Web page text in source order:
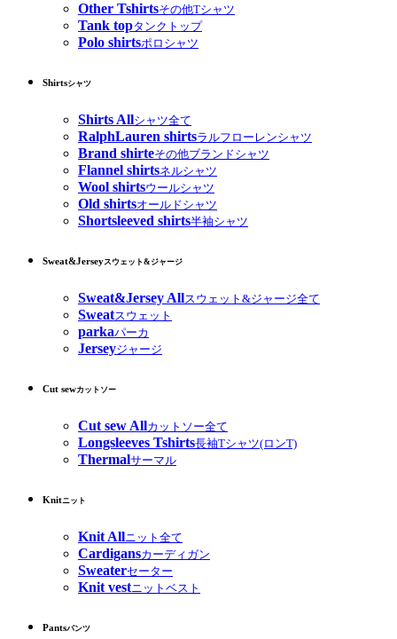
Other Tshirtsその他Tシャツ
Tank topタンクトップ
Polo shirtsポロシャツ
Shirtsシャツ
Shirts Allシャツ全て
RalphLauren shirtsラルフローレンシャツ
Brand shirteその他ブランドシャツ
Flannel shirtsネルシャツ
Wool shirtsウールシャツ
Old shirtsオールドシャツ
Shortsleeved shirts半袖シャツ
Sweat&Jerseyスウェット&ジャージ
Sweat&Jersey Allスウェット&ジャージ全て
Sweatスウェット
parkaパーカ
Jerseyジャージ
Cut sewカットソー
Cut sew Allカットソー全て
Longsleeves Tshirts長袖Tシャツ(ロンT)
Thermalサーマル
Knitニット
Knit Allニット全て
Cardigansカーディガン
Sweaterセーター
Knit vestニットベスト
Pantsパンツ